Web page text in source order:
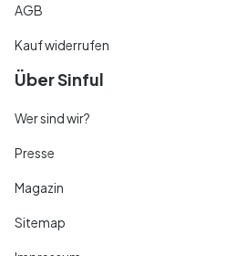
AGB
Kauf widerrufen
Über Sinful
Wer sind wir?
Presse
Magazin
Sitemap